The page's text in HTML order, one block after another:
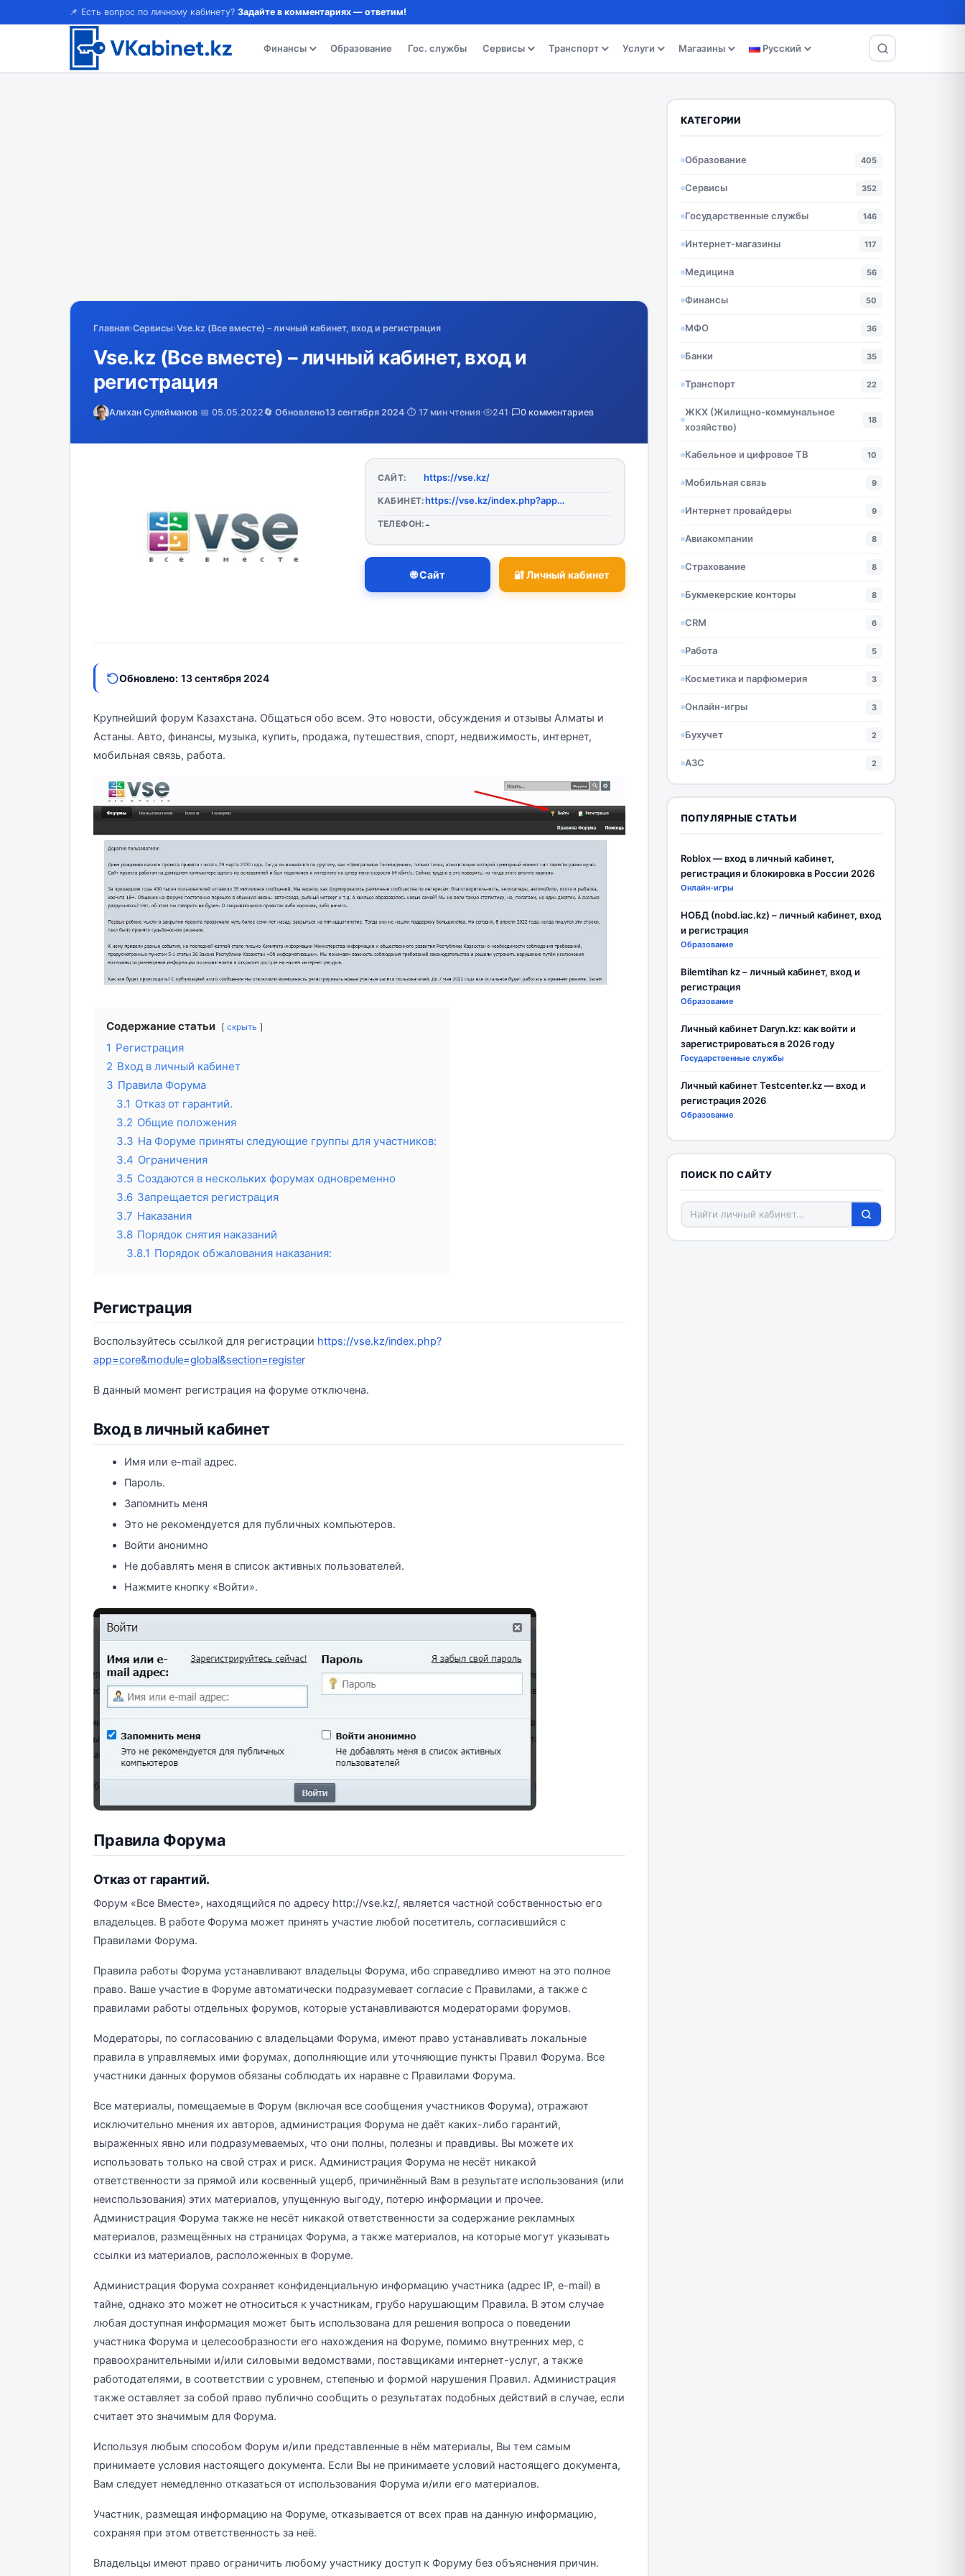
📌 Есть вопрос по личному кабинету? Задайте в комментариях — ответим!
Финансы Образование Гос. службы Сервисы Транспорт Услуги Магазины Русский
Главная›Сервисы›Vse.kz (Все вместе) – личный кабинет, вход и регистрация
Vse.kz (Все вместе) – личный кабинет, вход и
регистрация
Алихан Сулейманов·📅 05.05.2022🔄 Обновлено13 сентября 2024·⏱️ 17 мин чтения· 241· 0 комментариев
САЙТ: https://vse.kz/
КАБИНЕТ: https://vse.kz/index.php?app=core&module=global&section=login
ТЕЛЕФОН: -
🌐 Сайт 🔐 Личный кабинет
Обновлено: 13 сентября 2024
Крупнейший форум Казахстана. Общаться обо всем. Это новости, обсуждения и отзывы Алматы и
Астаны. Авто, финансы, музыка, купить, продажа, путешествия, спорт, недвижимость, интернет,
мобильная связь, работа.
Содержание статьи скрыть
1 Регистрация
2 Вход в личный кабинет
3 Правила Форума
3.1 Отказ от гарантий.
3.2 Общие положения
3.3 На Форуме приняты следующие группы для участников:
3.4 Ограничения
3.5 Создаются в нескольких форумах одновременно
3.6 Запрещается регистрация
3.7 Наказания
3.8 Порядок снятия наказаний
3.8.1 Порядок обжалования наказания:
Регистрация
Воспользуйтесь ссылкой для регистрации https://vse.kz/index.php?
app=core&module=global&section=register
В данный момент регистрация на форуме отключена.
Вход в личный кабинет
Имя или e-mail адрес.
Пароль.
Запомнить меня
Это не рекомендуется для публичных компьютеров.
Войти анонимно
Не добавлять меня в список активных пользователей.
Нажмите кнопку «Войти».
Правила Форума
Отказ от гарантий.
Форум «Все Вместе», находящийся по адресу http://vse.kz/, является частной собственностью его
владельцев. В работе Форума может принять участие любой посетитель, согласившийся с
Правилами Форума.
Правила работы Форума устанавливают владельцы Форума, ибо справедливо имеют на это полное
право. Ваше участие в Форуме автоматически подразумевает согласие с Правилами, а также с
правилами работы отдельных форумов, которые устанавливаются модераторами форумов.
Модераторы, по согласованию с владельцами Форума, имеют право устанавливать локальные
правила в управляемых ими форумах, дополняющие или уточняющие пункты Правил Форума. Все
участники данных форумов обязаны соблюдать их наравне с Правилами Форума.
Все материалы, помещаемые в Форум (включая все сообщения участников Форума), отражают
исключительно мнения их авторов, администрация Форума не даёт каких-либо гарантий,
выраженных явно или подразумеваемых, что они полны, полезны и правдивы. Вы можете их
использовать только на свой страх и риск. Администрация Форума не несёт никакой
ответственности за прямой или косвенный ущерб, причинённый Вам в результате использования (или
неиспользования) этих материалов, упущенную выгоду, потерю информации и прочее.
Администрация Форума также не несёт никакой ответственности за содержание рекламных
материалов, размещённых на страницах Форума, а также материалов, на которые могут указывать
ссылки из материалов, расположенных в Форуме.
Администрация Форума сохраняет конфиденциальную информацию участника (адрес IP, e-mail) в
тайне, однако это может не относиться к участникам, грубо нарушающим Правила. В этом случае
любая доступная информация может быть использована для решения вопроса о поведении
участника Форума и целесообразности его нахождения на Форуме, помимо внутренних мер, с
правоохранительными и/или силовыми ведомствами, поставщиками интернет-услуг, а также
работодателями, в соответствии с уровнем, степенью и формой нарушения Правил. Администрация
также оставляет за собой право публично сообщить о результатах подобных действий в случае, если
считает это значимым для Форума.
Используя любым способом Форум и/или представленные в нём материалы, Вы тем самым
принимаете условия настоящего документа. Если Вы не принимаете условий настоящего документа,
Вам следует немедленно отказаться от использования Форума и/или его материалов.
Участник, размещая информацию на Форуме, отказывается от всех прав на данную информацию,
сохраняя при этом ответственность за неё.
Владельцы имеют право ограничить любому участнику доступ к Форуму без объяснения причин.
КАТЕГОРИИ
Образование 405
Сервисы 352
Государственные службы 146
Интернет-магазины 117
Медицина 56
Финансы 50
МФО 36
Банки 35
Транспорт 22
ЖКХ (Жилищно-коммунальное
хозяйство)
18
Кабельное и цифровое ТВ 10
Мобильная связь 9
Интернет провайдеры 9
Авиакомпании 8
Страхование 8
Букмекерские конторы 8
CRM 6
Работа 5
Косметика и парфюмерия 3
Онлайн-игры 3
Бухучет 2
АЗС 2
ПОПУЛЯРНЫЕ СТАТЬИ
Roblox — вход в личный кабинет,
регистрация и блокировка в России 2026
Онлайн-игры
НОБД (nobd.iac.kz) – личный кабинет, вход
и регистрация
Образование
Bilemtihan kz – личный кабинет, вход и
регистрация
Образование
Личный кабинет Daryn.kz: как войти и
зарегистрироваться в 2026 году
Государственные службы
Личный кабинет Testcenter.kz — вход и
регистрация 2026
Образование
ПОИСК ПО САЙТУ